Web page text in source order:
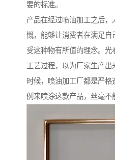
要的标准。
产品在经过喷油加工之后
慨，能够让消费者在满足
受这种物有所值的理念。
工艺过程，以为厂家生产
时候，喷油加工厂都是严
例来喷涂这款产品，丝毫不